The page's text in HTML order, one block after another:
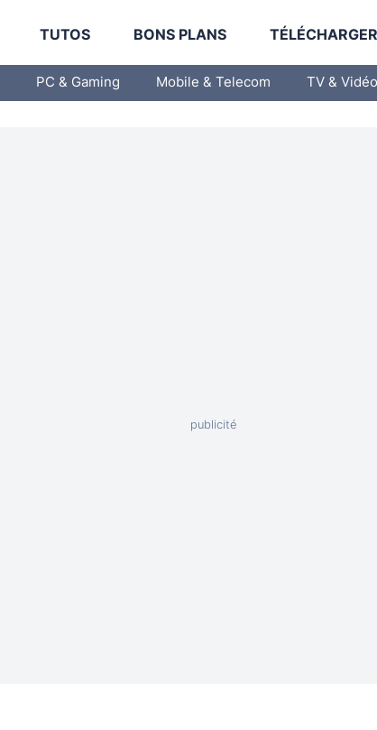
TUTOS BONS PLANS
PC & Gaming Mobile & Telecom TV & Vidéo